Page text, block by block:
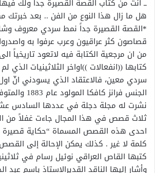
ــ انت من كتاب القصة القصيرة جدا ولك
هل ما زال هذا النوع من الفن .. بعد خبرتك
*القصة القصيرة جداً نمط سردي معروف
قصاصون كثر عراقيون وعرب عرفوا به واصدروا
من ان مرجعية الكتابة فيه لاتعود تاريخياً
كتابها ((انفعالات ))اواخر الثلاثينيات
سردي معين، فالاعتقاد الذي يسودني انّ
ثلاث قصص في هذا المجال جاءت غفلاً من
كلمة لا غير . كذلك يمكن الإحالة إلى
كتبها القاص العراقي نوئيل رسام في
وأشار إليها الناقد القديرالاستاذ باسم